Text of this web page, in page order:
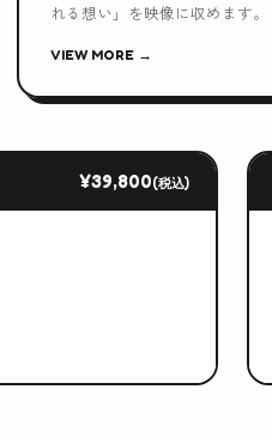
れる想い」を映像に収めます。
VIEW MORE →
¥39,800(税込)